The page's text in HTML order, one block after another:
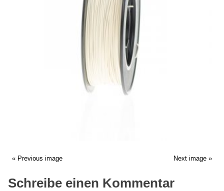
Next image »
« Previous image
Schreibe einen Kommentar